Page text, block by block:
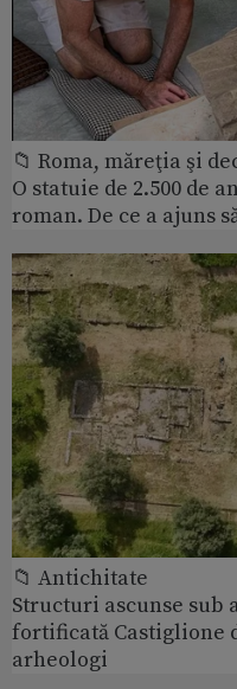
📁 Roma, măreţia şi
O statuie de 2.500 de
roman. De ce a ajuns
📁 Antichitate
Structuri ascunse sub
fortificată Castiglione
arheologi